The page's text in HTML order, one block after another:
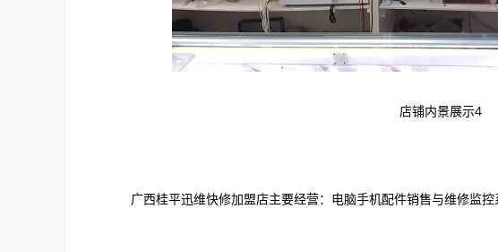
店铺内景展示4
广西桂平迅维快修加盟店主要经营：电脑手机配件销售与维修监控